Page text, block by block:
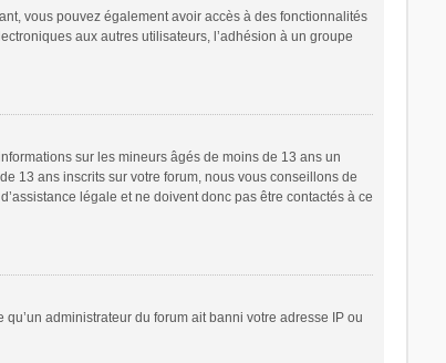
vous pouvez également avoir accès à des fonctionnalités
aux autres utilisateurs, l’adhésion à un groupe
sur les mineurs âgés de moins de 13 ans un
13 ans inscrits sur votre forum, nous vous conseillons de
légale et ne doivent donc pas être contactés à ce
administrateur du forum ait banni votre adresse IP ou